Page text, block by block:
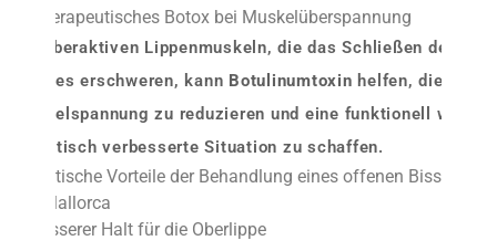
3. Therapeutisches Botox bei Muskelüberspannung
Bei überaktiven Lippenmuskeln, die das Schließen des
Mundes erschweren, kann Botulinumtoxin helfen, die
Muskelspannung zu reduzieren und eine funktionell wie
ästhetisch verbesserte Situation zu schaffen.
Ästhetische Vorteile der Behandlung eines offenen Bisses
auf Mallorca
1. Besserer Halt für die Oberlippe